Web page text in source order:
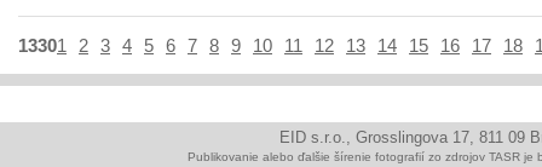
13301 2 3 4 5 6 7 8 9 10 11 12 13 14 15 16 17 18
EID s.r.o., Grosslingova 17, 811 09
Publikovanie alebo ďalšie šírenie fotografií zo zdrojov TASR